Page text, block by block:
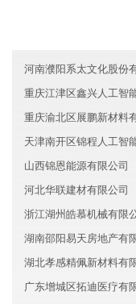
河南濮阳系太文化股份
重庆江津区鑫兴人工智
重庆渝北区展鹏新材料
天津南开区锦程人工智
山西锦恩能源有限公司
河北华联建材有限公司
浙江湖州皓慕机械有限
湖南邵阳易天房地产有
湖北孝感精佩新材料有
广东增城区拓迪医疗有